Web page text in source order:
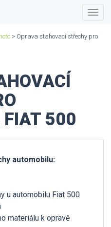
> Oprava stahovací střechy pro
500
automobilu:
u automobilu Fiat 500
materiálu k opravě